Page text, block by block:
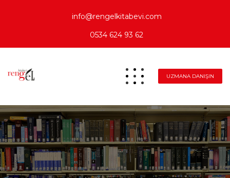
info@rengelkitabevi.com
0534 624 93 62
UZMANA DANIŞIN